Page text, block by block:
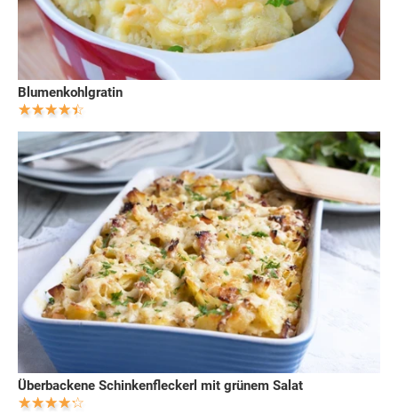
Blumenkohlgratin
Überbackene Schinkenfleckerl mit grünem Salat